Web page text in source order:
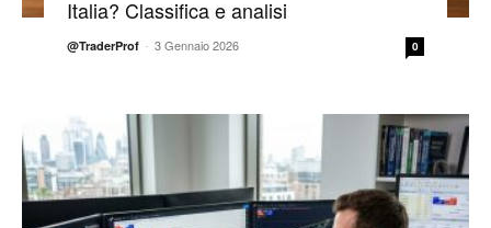
Italia? Classifica e analisi
@TraderProf - 3 Gennaio 2026 0